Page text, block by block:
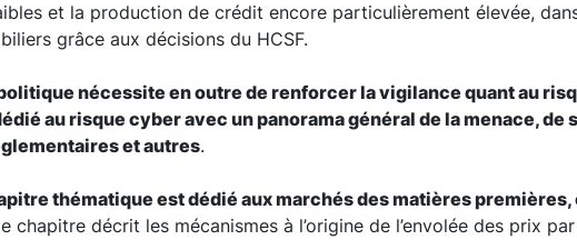
et la production de crédit encore particulièrement élevée,
grâce aux décisions du HCSF.
nécessite en outre de renforcer la vigilance quant au
au risque cyber avec un panorama général de la menace,
et autres.
thématique est dédié aux marchés des matières
chapitre décrit les mécanismes à l’origine de l’envolée des prix